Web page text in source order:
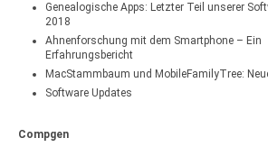
Genealogische Apps: Letzter Teil unserer
2018
Ahnenforschung mit dem Smartphone – Ein
Erfahrungsbericht
MacStammbaum und MobileFamilyTree:
Software Updates
Compgen